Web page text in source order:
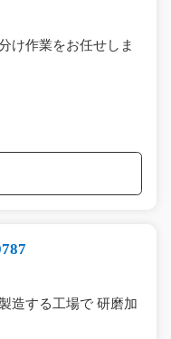
け作業をお任せしま
造する工場で 研磨加